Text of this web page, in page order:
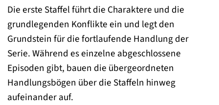
Die erste Staffel führt die Charaktere und die
grundlegenden Konflikte ein und legt den
Grundstein für die fortlaufende Handlung der
Serie. Während es einzelne abgeschlossene
Episoden gibt, bauen die übergeordneten
Handlungsbögen über die Staffeln hinweg
aufeinander auf.